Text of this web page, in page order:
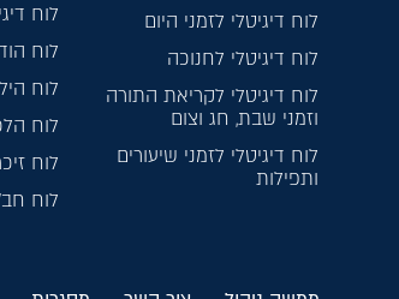
לוח דיגיטלי לזמני היום
לוח דיגיטלי לחנוכה
לוח דיגיטלי לקריאת התורה
וזמני שבת, חג וצום
לוח דיגיטלי לזמני שיעורים
ותפילות
לוח
לוח
לוח
לוח
לוח
לוח